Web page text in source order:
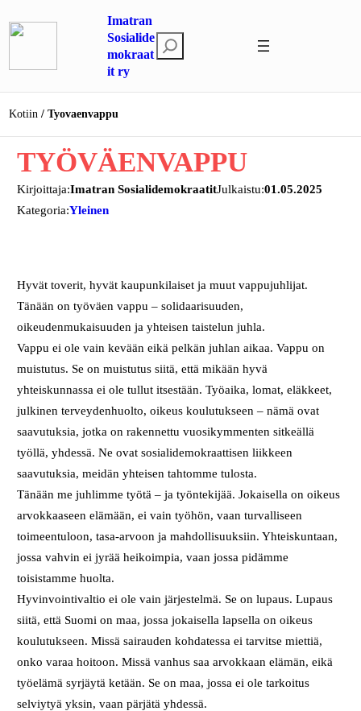
sisältöön
Imatran
Sosialide
mokraat
it ry
t
Kotiin Tyovaenvappu
TYÖVÄENVAPPU
Kirjoittaja:Imatran SosialidemokraatitJulkaistu:01.05.2025
Kategoria:Yleinen
Hyvät toverit, hyvät kaupunkilaiset ja muut vappujuhlijat.
Tänään on työväen vappu – solidaarisuuden,
oikeudenmukaisuuden ja yhteisen taistelun juhla.
Vappu ei ole vain kevään eikä pelkän juhlan aikaa. Vappu on
muistutus. Se on muistutus siitä, että mikään hyvä
yhteiskunnassa ei ole tullut itsestään. Työaika, lomat, eläkkeet,
julkinen terveydenhuolto, oikeus koulutukseen – nämä ovat
saavutuksia, jotka on rakennettu vuosikymmenten sitkeällä
työllä, yhdessä. Ne ovat sosialidemokraattisen liikkeen
saavutuksia, meidän yhteisen tahtomme tulosta.
Tänään me juhlimme työtä – ja työntekijää. Jokaisella on oikeus
arvokkaaseen elämään, ei vain työhön, vaan turvalliseen
toimeentuloon, tasa-arvoon ja mahdollisuuksiin. Yhteiskuntaan,
jossa vahvin ei jyrää heikoimpia, vaan jossa pidämme
toisistamme huolta.
Hyvinvointivaltio ei ole vain järjestelmä. Se on lupaus. Lupaus
siitä, että Suomi on maa, jossa jokaisella lapsella on oikeus
koulutukseen. Missä sairauden kohdatessa ei tarvitse miettiä,
onko varaa hoitoon. Missä vanhus saa arvokkaan elämän, eikä
työelämä syrjäytä ketään. Se on maa, jossa ei ole tarkoitus
selviytyä yksin, vaan pärjätä yhdessä.